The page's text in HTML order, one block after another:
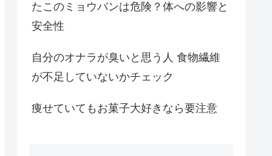
たこのミョウバンは危険？体への影響と
安全性
自分のオナラが臭いと思う人 食物繊維
が不足していないかチェック
痩せていてもお菓子大好きなら要注意